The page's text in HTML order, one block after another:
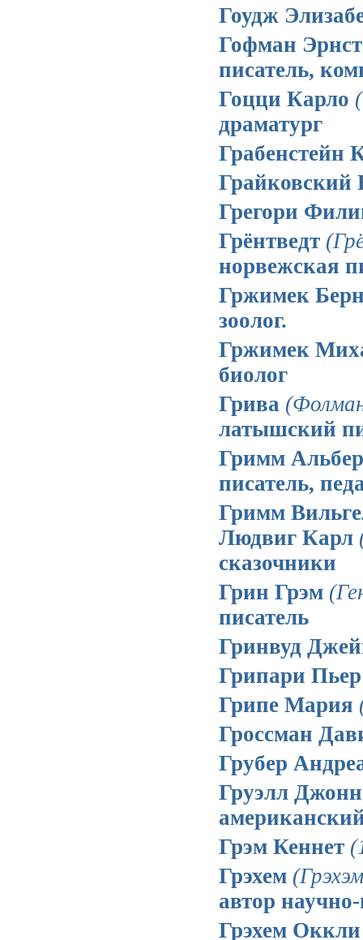
Гоудж
Гофман
писатель,
Гоцци Карло
драматург
Грабенстейн
Грайковский
Грегори
Грёнтведт
норвежская
Гржимек
зоолог.
Гржимек
биолог
Грива
латышский
Гримм
писатель,
Гримм
Людвиг Карл
сказочники
Грин Грэм
писатель
Гринвуд
Грипари
Грипе Мария
Гроссман
Грубер
Груэлл
Грэм Кеннет
Грэхем
автор
Грэхем